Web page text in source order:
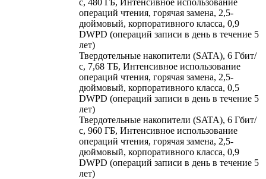
операций чтения, горячая замена, 2,5-
дюймовый, корпоративного класса, 0,9
DWPD (операций записи в день в течение 5
лет)
Твердотельные накопители (SATA), 6 Гбит/
с, 7,68 ТБ, Интенсивное использование
операций чтения, горячая замена, 2,5-
дюймовый, корпоративного класса, 0,5
DWPD (операций записи в день в течение 5
лет)
Твердотельные накопители (SATA), 6 Гбит/
с, 960 ГБ, Интенсивное использование
операций чтения, горячая замена, 2,5-
дюймовый, корпоративного класса, 0,9
DWPD (операций записи в день в течение 5
лет)